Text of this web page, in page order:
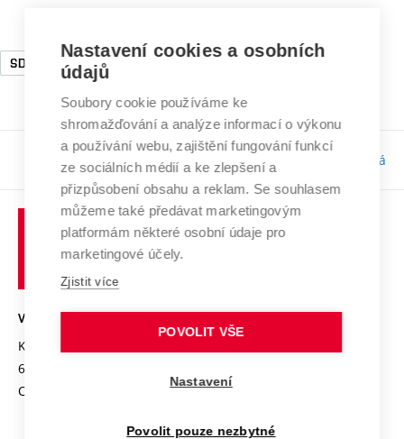
SDG12 SDG4
Odpovědnost:Bc. Tereza Kučerová
VYSOKÉ UČENÍ TECHNICKÉ V BRNĚ
Kolejní 2906/4
612 00 Brno
Czech Republic
Nastavení cookies a osobních
údajů
Soubory cookie používáme ke
shromažďování a analýze informací o výkonu
a používání webu, zajištění fungování funkcí
ze sociálních médií a ke zlepšení a
přizpůsobení obsahu a reklam. Se souhlasem
můžeme také předávat marketingovým
platformám některé osobní údaje pro
marketingové účely.
Zjistit více
POVOLIT VŠE
Nastavení
Povolit pouze nezbytné